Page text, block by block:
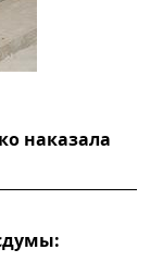
наказала